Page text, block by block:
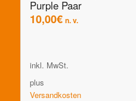
Purple Paar
10,00€ n. v.
inkl. MwSt.
plus
Versandkosten